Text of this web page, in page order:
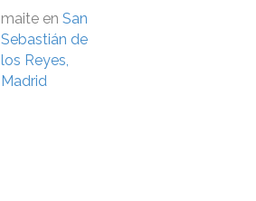
maite en San
Sebastián de
los Reyes,
Madrid